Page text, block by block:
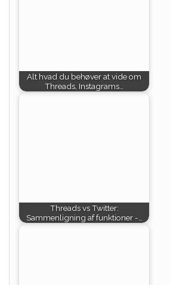
Alt hvad du behøver at vide om
Threads, Instagrams…
Threads vs Twitter:
Sammenligning af funktioner -…